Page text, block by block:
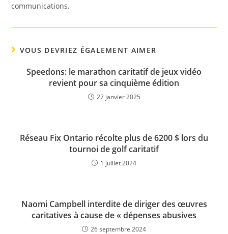
communications.
VOUS DEVRIEZ ÉGALEMENT AIMER
Speedons: le marathon caritatif de jeux vidéo
revient pour sa cinquième édition
27 janvier 2025
Réseau Fix Ontario récolte plus de 6200 $ lors du
tournoi de golf caritatif
1 juillet 2024
Naomi Campbell interdite de diriger des œuvres
caritatives à cause de « dépenses abusives
26 septembre 2024